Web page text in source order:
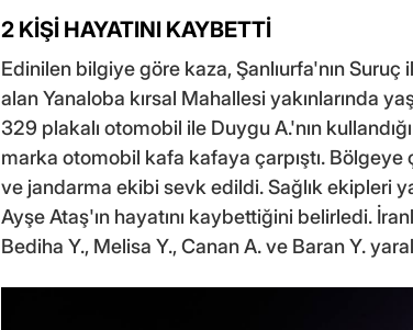
2 KİŞİ HAYATINI KAYBETTİ
Edinilen bilgiye göre kaza, Şanlıurfa'nın
alan Yanaloba kırsal Mahallesi yakınlarında
329 plakalı otomobil ile Duygu A.'nın
marka otomobil kafa kafaya çarpıştı.
ve jandarma ekibi sevk edildi. Sağlık ekipleri
Ayşe Ataş'ın hayatını kaybettiğini belirledi.
Bediha Y., Melisa Y., Canan A. ve Baran Y.